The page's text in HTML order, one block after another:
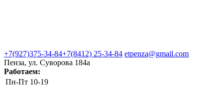
+7(927)375-34-84+7(8412) 25-34-84 etpenza@gmail.com
Пенза, ул. Cуворова 184а
Работаем:
Пн-Пт 10-19